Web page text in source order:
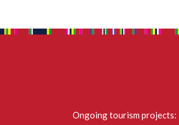
Ongoing tourism projects: